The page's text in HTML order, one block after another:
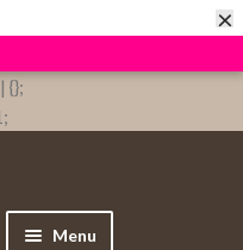
×
{};
Menu